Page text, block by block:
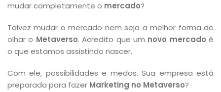
mudar completamente o mercado?
Talvez mudar o mercado nem seja a melhor forma de
olhar o Metaverso. Acredito que um novo mercado é
o que estamos assistindo nascer.
Com ele, possibilidades e medos. Sua empresa está
preparada para fazer Marketing no Metaverso?